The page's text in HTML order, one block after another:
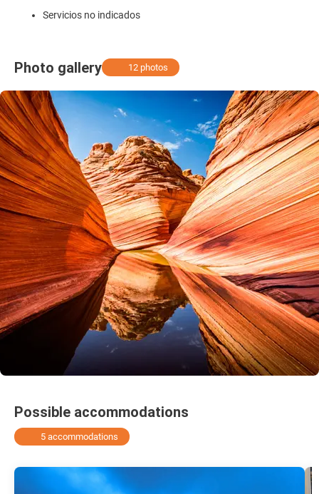
Servicios no indicados
Photo gallery 12 photos
Possible accommodations
5 accommodations